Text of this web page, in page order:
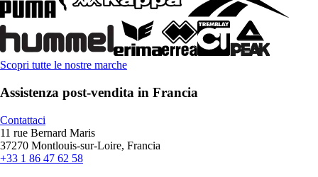
Scopri tutte le nostre marche
Assistenza post-vendita in Francia
Contattaci
11 rue Bernard Maris
37270 Montlouis-sur-Loire, Francia
+33 1 86 47 62 58